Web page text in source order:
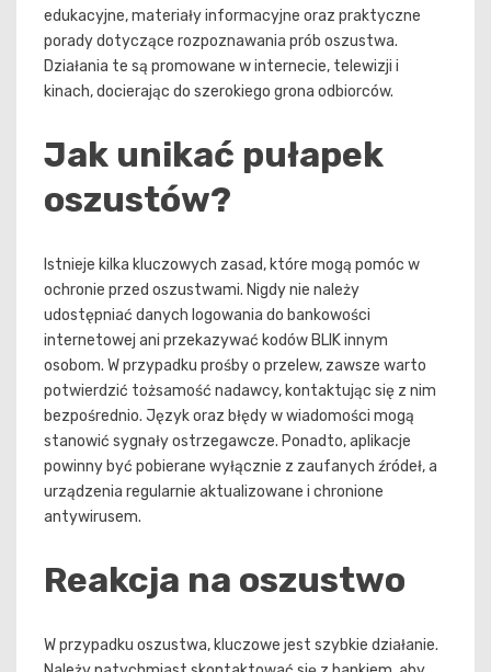
edukacyjne, materiały informacyjne oraz praktyczne
porady dotyczące rozpoznawania prób oszustwa.
Działania te są promowane w internecie, telewizji i
kinach, docierając do szerokiego grona odbiorców.
Jak unikać pułapek
oszustów?
Istnieje kilka kluczowych zasad, które mogą pomóc w
ochronie przed oszustwami. Nigdy nie należy
udostępniać danych logowania do bankowości
internetowej ani przekazywać kodów BLIK innym
osobom. W przypadku prośby o przelew, zawsze warto
potwierdzić tożsamość nadawcy, kontaktując się z nim
bezpośrednio. Język oraz błędy w wiadomości mogą
stanowić sygnały ostrzegawcze. Ponadto, aplikacje
powinny być pobierane wyłącznie z zaufanych źródeł, a
urządzenia regularnie aktualizowane i chronione
antywirusem.
Reakcja na oszustwo
W przypadku oszustwa, kluczowe jest szybkie działanie.